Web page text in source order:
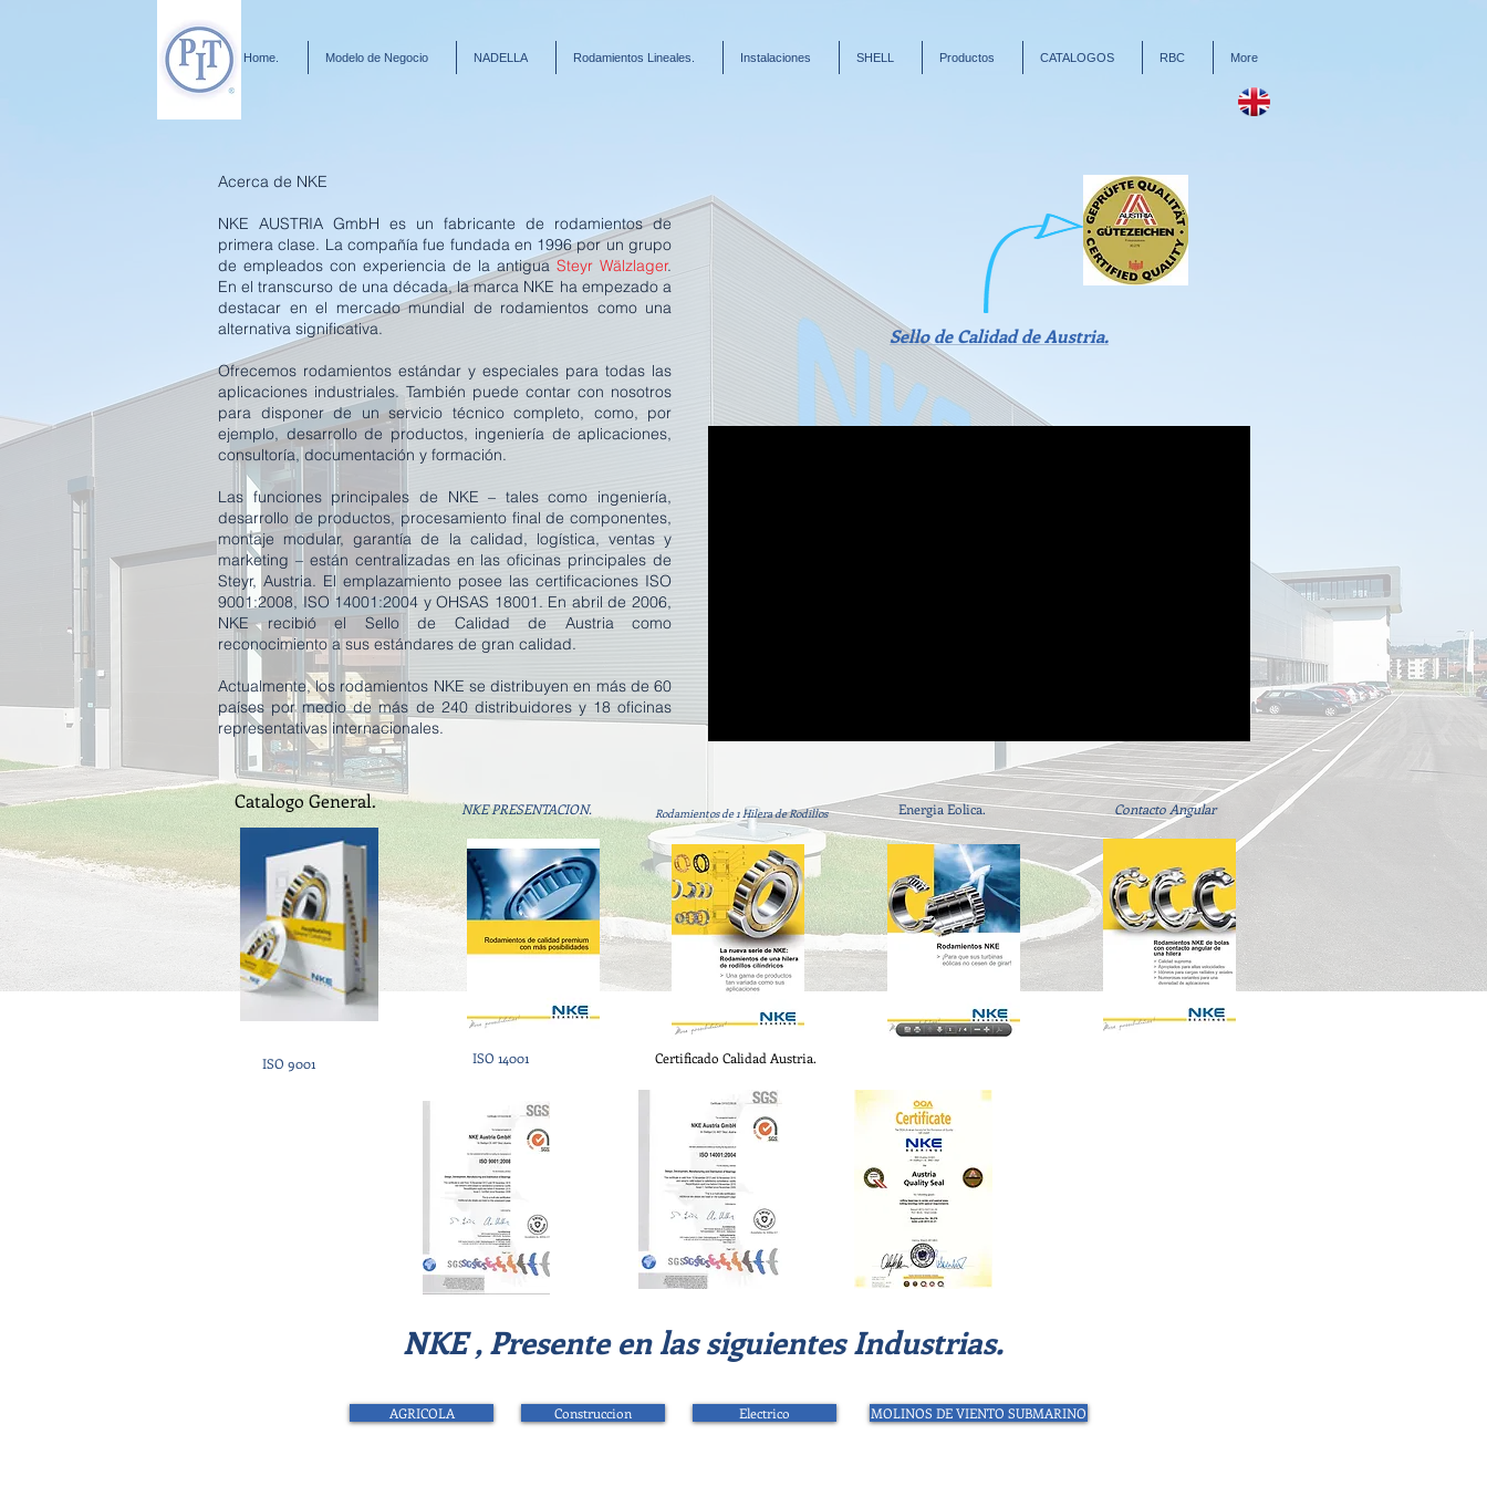
Home. Modelo de Negocio NADELLA Rodamientos Lineales. Instalaciones SHELL Productos CATALOGOS RBC More
Acerca de NKE
NKE AUSTRIA GmbH es un fabricante de rodamientos de
primera clase. La compañía fue fundada en 1996 por un grupo
de empleados con experiencia de la antiguaSteyr Wälzlager.
En el transcurso de una década, la marca NKE ha empezado a
destacar en el mercado mundial de rodamientos como una
alternativa significativa.
Ofrecemos rodamientos estándar y especiales para todas las
aplicaciones industriales. También puede contar con nosotros
para disponer de un servicio técnico completo, como, por
ejemplo, desarrollo de productos, ingeniería de aplicaciones,
consultoría, documentación y formación.
Las funciones principales de NKE – tales como ingeniería,
desarrollo de productos, procesamiento final de componentes,
montaje modular, garantía de la calidad, logística, ventas y
marketing – están centralizadas en las oficinas principales de
Steyr, Austria. El emplazamiento posee las certificaciones ISO
9001:2008, ISO 14001:2004 y OHSAS 18001. En abril de 2006,
NKE recibió el Sello de Calidad de Austria como
reconocimiento a sus estándares de gran calidad.
Actualmente, los rodamientos NKE se distribuyen en más de 60
países por medio de más de 240 distribuidores y 18 oficinas
representativas internacionales.
Sello de Calidad de Austria.
Catalogo General.
ISO 9001
NKE PRESENTACION.
ISO 14001
Rodamientos de 1 Hilera de Rodillos Energia Eolica.
Certificado Calidad Austria.
Contacto Angular
NKE , Presente en las siguientes Industrias.
AGRICOLA Construccion Electrico MOLINOS DE VIENTO SUBMARINO